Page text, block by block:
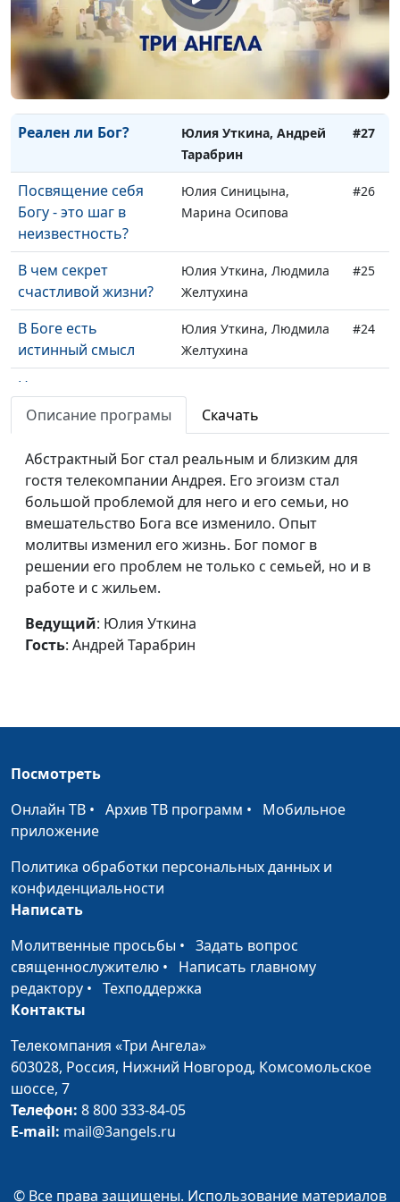
Решительность в
сторону Бога
преодолела все
трудности
Юлия Синицына,
Надежда Усачёва
Реален ли Бог?
Юлия Уткина, Андрей
Тарабрин
#27
Посвящение себя
Богу - это шаг в
неизвестность?
Юлия Синицына,
Марина Осипова
#26
В чем секрет
счастливой жизни?
Юлия Уткина, Людмила
Желтухина
#25
В Боге есть
истинный смысл
Юлия Уткина, Людмила
Желтухина
#24
Невероятное чудо
исцеления
Максим Булаев
Жуков,
священнослужитель
Направленность
жизни - служение
людям
Юлия Уткина, Виталий
Малов, директор
некоммерческого
Бог, заполняющий
Юлия Уткина, Виталий
центра «Дорога жизни»
Молодость и вера
Чудесное исцеление
Лучший друг
ребёнка - Бог
«Следопыт»
Христианское
обучение
Юлия Уткина, Елена
«Исток»
Наблюдать или
вмешаться
Чурилов, руководитель
Описание програмы Скачать
Абстрактный Бог стал реальным и близким для
гостя телекомпании Андрея. Его эгоизм стал
большой проблемой для него и его семьи, но
вмешательство Бога все изменило. Опыт
молитвы изменил его жизнь. Бог помог в
решении его проблем не только с семьей, но и в
работе и с жильем.
Ведущий: Юлия Уткина
Гость: Андрей Тарабрин
Посмотреть
Онлайн ТВ • Архив ТВ программ • Мобильное
приложение
Политика обработки персональных данных и
конфиденциальности
Написать
Молитвенные просьбы • Задать вопрос
священнослужителю • Написать главному
редактору • Техподдержка
Контакты
Телекомпания «Три Ангела»
603028, Россия, Нижний Новгород, Комсомольское
шоссе, 7
Телефон: 8 800 333-84-05
E-mail: mail@3angels.ru
© Все права защищены. Использование материалов